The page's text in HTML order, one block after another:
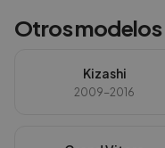
Otros modelos
Kizashi
2009-2016